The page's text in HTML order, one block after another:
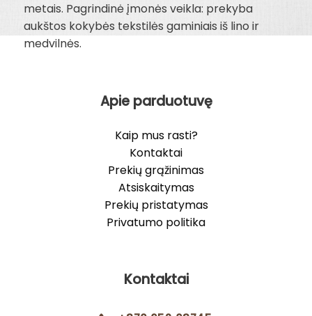
metais. Pagrindinė įmonės veikla: prekyba
aukštos kokybės tekstilės gaminiais iš lino ir
medvilnės.
Apie parduotuvę
Kaip mus rasti?
Kontaktai
Prekių grąžinimas
Atsiskaitymas
Prekių pristatymas
Privatumo politika
Kontaktai